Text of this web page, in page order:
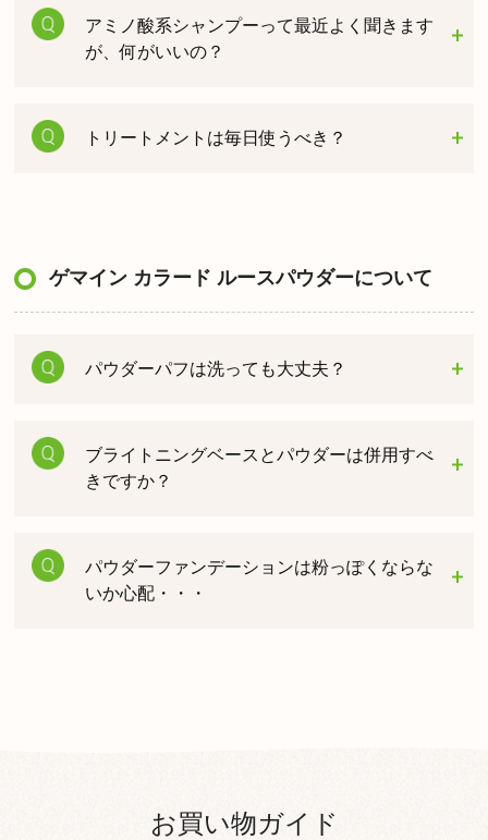
アミノ酸系シャンプーって最近よく聞きます
が、何がいいの？
トリートメントは毎日使うべき？
ゲマイン カラード ルースパウダーについて
パウダーパフは洗っても大丈夫？
ブライトニングベースとパウダーは併用すべ
きですか？
パウダーファンデーションは粉っぽくならな
いか心配・・・
お買い物ガイド